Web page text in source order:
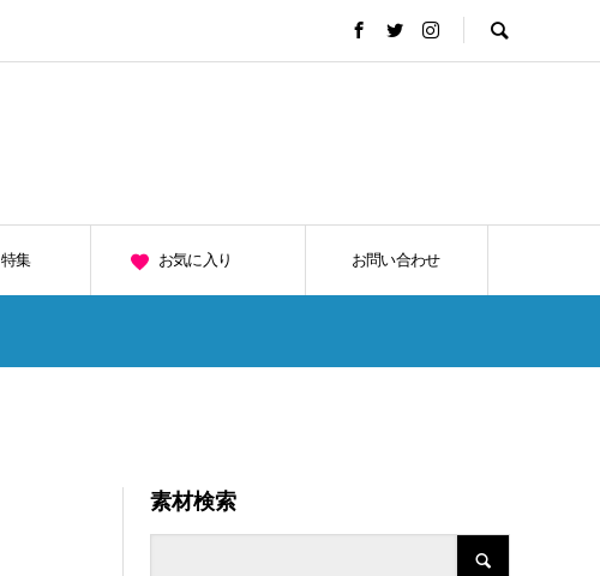
特集 お気に入り お問い合わせ
素材検索